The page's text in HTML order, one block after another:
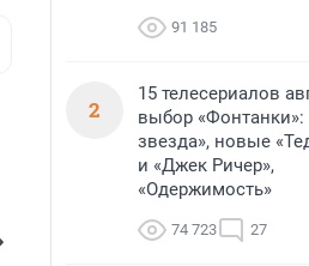
91 185
2
15 телесериалов
выбор «Фонтанки»:
звезда», новые
и «Джек Ричер»,
«Одержимость»
74 723 27